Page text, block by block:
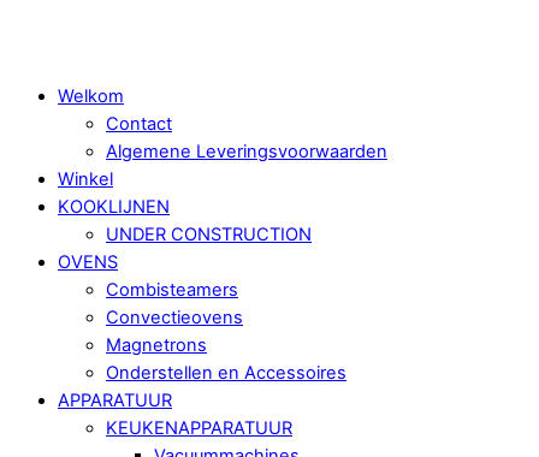
Welkom
Contact
Algemene Leveringsvoorwaarden
Winkel
KOOKLIJNEN
UNDER CONSTRUCTION
OVENS
Combisteamers
Convectieovens
Magnetrons
Onderstellen en Accessoires
APPARATUUR
KEUKENAPPARATUUR